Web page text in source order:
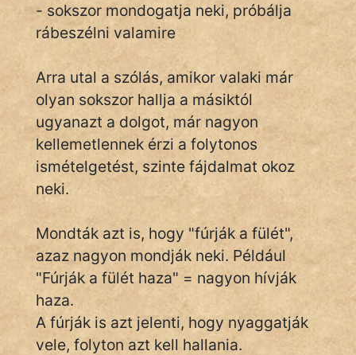
Tréfás
IRODALOM
SZÓLÁS
KÖZMONDÁS
PSZICHO
ZENE
FILM
ÉLETMÓD
- sokszor mondogatja neki, próbálja
rábeszélni valamire
Arra utal a szólás, amikor valaki már
olyan sokszor hallja a másiktól
ugyanazt a dolgot, már nagyon
kellemetlennek érzi a folytonos
ismételgetést, szinte fájdalmat okoz
neki.
Mondták azt is, hogy "fúrják a fülét",
azaz nagyon mondják neki. Például
"Fúrják a fülét haza" = nagyon hívják
haza.
A fúrják is azt jelenti, hogy nyaggatják
vele, folyton azt kell hallania.